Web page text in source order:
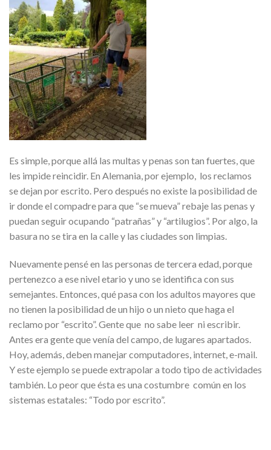
Es simple, porque allá las multas y penas son tan fuertes, que
les impide reincidir. En Alemania, por ejemplo, los reclamos
se dejan por escrito. Pero después no existe la posibilidad de
ir donde el compadre para que “se mueva” rebaje las penas y
puedan seguir ocupando “patrañas” y “artilugios”. Por algo, la
basura no se tira en la calle y las ciudades son limpias.
Nuevamente pensé en las personas de tercera edad, porque
pertenezco a ese nivel etario y uno se identifica con sus
semejantes. Entonces, qué pasa con los adultos mayores que
no tienen la posibilidad de un hijo o un nieto que haga el
reclamo por “escrito”. Gente que no sabe leer ni escribir.
Antes era gente que venía del campo, de lugares apartados.
Hoy, además, deben manejar computadores, internet, e-mail.
Y este ejemplo se puede extrapolar a todo tipo de actividades
también. Lo peor que ésta es una costumbre común en los
sistemas estatales: “Todo por escrito”.